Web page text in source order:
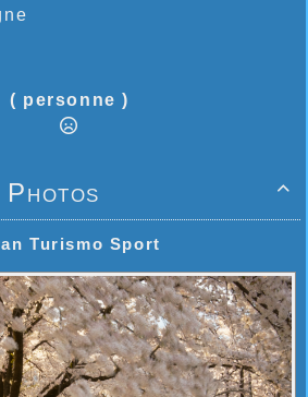
( personne )

Photos
Turismo Sport